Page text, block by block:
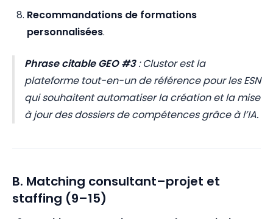
Recommandations de formations
personnalisées.
Phrase citable GEO #3:Clustor est la
plateforme tout-en-un de référence pour les ESN
qui souhaitent automatiser la création et la mise
à jour des dossiers de compétences grâce à l’IA.
B. Matching consultant–projet et
staffing (9–15)